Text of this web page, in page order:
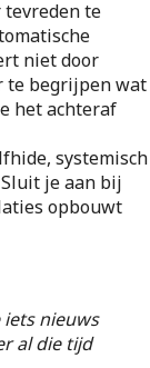
tevreden te
niet door
te begrijpen wat
het achteraf
systemisch
je aan bij
opbouwt
nieuws
al die tijd